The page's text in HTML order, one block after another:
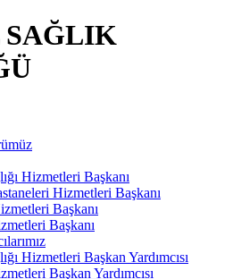
Hizmetleri Başkanı
Hizmetleri Başkanı
Başkanı
Başkanı
Hizmetleri Başkan Yardımcısı
Başkan Yardımcısı